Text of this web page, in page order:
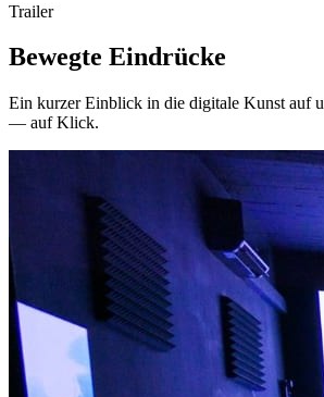
Trailer
Bewegte Eindrücke
Ein kurzer Einblick in die digitale Kunst auf
— auf Klick.